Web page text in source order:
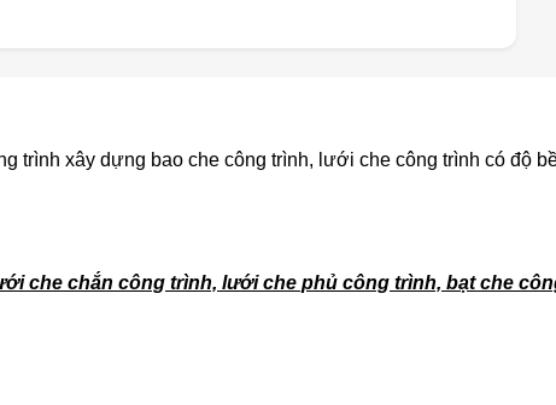
trình xây dựng bao che công trình, lưới che công trình có độ
che chắn công trình, lưới che phủ công trình, bạt che